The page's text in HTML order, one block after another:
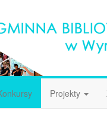
Projekty